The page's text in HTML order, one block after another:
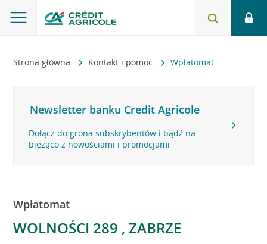
Strona główna Kontakt i pomoc Wpłatomat
Newsletter banku Credit Agricole
Dołącz do grona subskrybentów i bądź na
bieżąco z nowościami i promocjami
Wpłatomat
WOLNOŚCI 289 , ZABRZE